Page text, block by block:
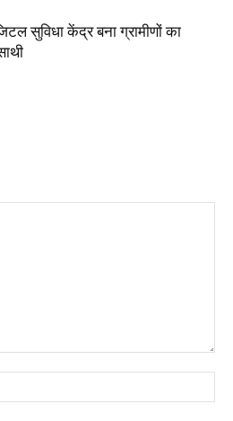
सुविधा केंद्र बना ग्रामीणों का